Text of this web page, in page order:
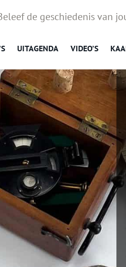
de geschiedenis van
UITAGENDA VIDEO’S